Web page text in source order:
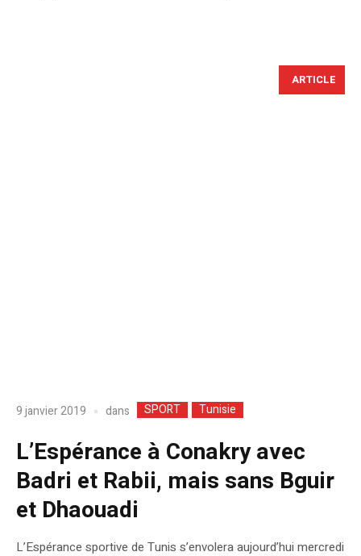
ARTICLE
9 janvier 2019 dans SPORT Tunisie
L’Espérance à Conakry avec
Badri et Rabii, mais sans Bguir
et Dhaouadi
L’Espérance sportive de Tunis s’envolera aujourd’hui mercredi